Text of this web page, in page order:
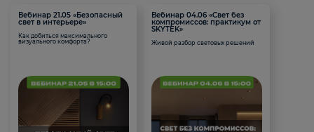
Вебинар 21.05 «Безопасный
свет в интерьере»
Как добиться максимального
визуального комфорта?
Вебинар 04.06 «Свет без
компромиссов: практикум от
SKYTEK»
Живой разбор световых решений